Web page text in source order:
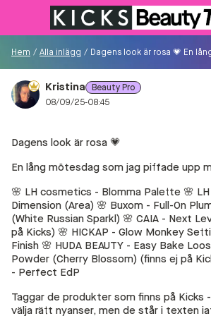
Till KICKS.se
Besökare
Logga in/Registrera
Sök i communityt...
👋Är du ny på Communityt? Såhär
igång!
Hem
Hem / Alla inlägg / Dagens look är rosa 💗 En
Kristina
Beauty Pro
08/09/25-08:45
Dagens look är rosa 💗
En lång mötesdag som jag piffade upp
🌸 LH cosmetics - Blomma Palette 🌸
Dimension (Area) 🌸 Buxom - Full-On
(White Russian Sparkl) 🌸 CAIA - Next
på Kicks) 🌸 HICKAP - Glow Monkey
Finish 🌸 HUDA BEAUTY - Easy Bake
Powder (Cherry Blossom) (finns ej på
- Perfect EdP
Taggar de produkter som finns på Kicks
välja rätt nyanser, men de står i texten